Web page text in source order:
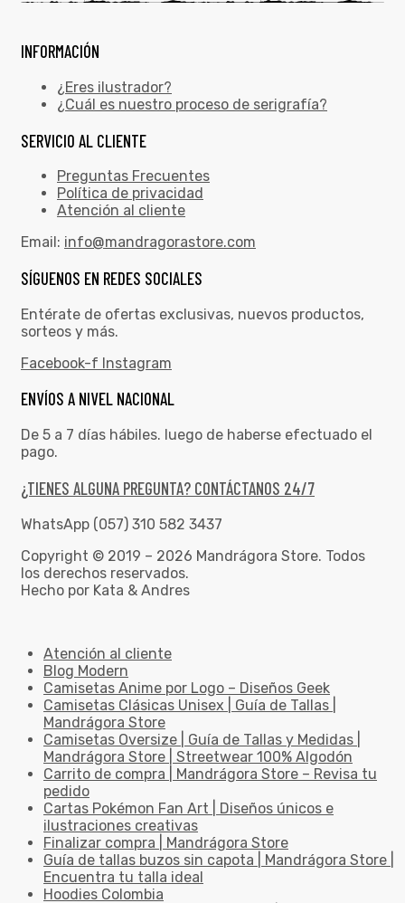
INFORMACIÓN
¿Eres ilustrador?
¿Cuál es nuestro proceso de serigrafía?
SERVICIO AL CLIENTE
Preguntas Frecuentes
Política de privacidad
Atención al cliente
Email: info@mandragorastore.com
SÍGUENOS EN REDES SOCIALES
Entérate de ofertas exclusivas, nuevos productos,
sorteos y más.
Facebook-f Instagram
ENVÍOS A NIVEL NACIONAL
De 5 a 7 días hábiles. luego de haberse efectuado el
pago.
¿TIENES ALGUNA PREGUNTA? CONTÁCTANOS 24/7
WhatsApp (057) 310 582 3437
Copyright © 2019 – 2026 Mandrágora Store. Todos
los derechos reservados.
Hecho por Kata & Andres
Atención al cliente
Blog Modern
Camisetas Anime por Logo – Diseños Geek
Camisetas Clásicas Unisex | Guía de Tallas |
Mandrágora Store
Camisetas Oversize | Guía de Tallas y Medidas |
Mandrágora Store | Streetwear 100% Algodón
Carrito de compra | Mandrágora Store – Revisa tu
pedido
Cartas Pokémon Fan Art | Diseños únicos e
ilustraciones creativas
Finalizar compra | Mandrágora Store
Guía de tallas buzos sin capota | Mandrágora Store |
Encuentra tu talla ideal
Hoodies Colombia